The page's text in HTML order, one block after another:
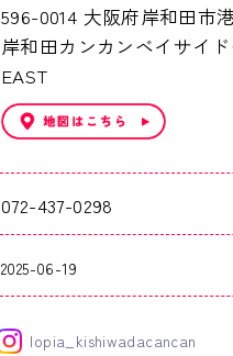
596-0014 大阪府岸和田市
岸和田カンカンベイサイ
EAST
072-437-0298
2025-06-19
lopia_kishiwadacancan